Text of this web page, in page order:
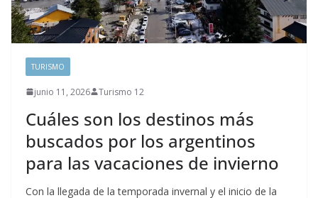
TURISMO
junio 11, 2026 Turismo 12
Cuáles son los destinos más
buscados por los argentinos
para las vacaciones de invierno
Con la llegada de la temporada invernal y el inicio de la